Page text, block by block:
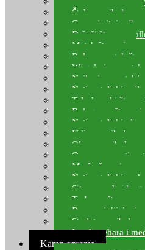
Šteke za ribolov
Gume i sitni pribor
Držači štapova
Match štapovi
Role za match
Waggleri za match
Najloni za match/
Natjecateljski
Teleskopski
Bolognese štapovi
Natjecateljski
Udice za ribolov
Olovo za ribolov
Oprema za
Mreže čuvarice za
Natjecateljski
Sito, posude i kante
Torbe za štapove –
Rezervni dijelovi
Starlete za ribolov
Izrada pehara i
Kamp oprema